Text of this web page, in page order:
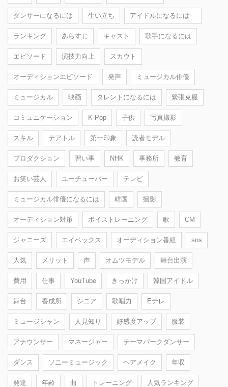
ダンサーになるには 生い立ち アイドルになるには
ランキング あらすじ キャスト 歌手になるには
エピソード 演技力向上 スカウト
オーディションエピソード 発声 ミュージカル俳優
ミュージカル 映画 タレントになるには 緊張克服
コミュニケーション K-Pop 子供 写真撮影
スキル テアトル 第一印象 読者モデル
プロダクション 習い事 NHK 事務所 教育
お笑い芸人 ユーチューバー テレビ
ミュージカル俳優になるには 韓国 撮影
オーディション対策 ボイストレーニング 歌 CM
ジャニーズ エイベックス オーディション番組 sns
人気 メリット 声 オムツモデル 舞台出演
費用 仕事 YouTube きっかけ 韓国アイドル
舞台 養成所 シニア 歌唱力 Eテレ
ミュージシャン 人見知り 好感度アップ 服装
アナウンサー マネージャー テーマパークダンサー
ダンス ソニーミュージック ヘアメイク 年収
発達 年齢 曲 トレーニング 人気ランキング